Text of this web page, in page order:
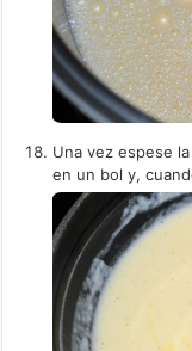
Una vez espese
en un bol y,